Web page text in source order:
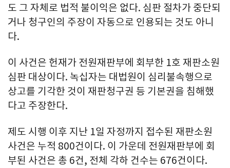
도 그 자체로 법적 불이익은 없다. 심판 절차가 중단되
거나 청구인의 주장이 자동으로 인용되는 것도 아니
다.
이 사건은 헌재가 전원재판부에 회부한 1호 재판소원
심판 대상이다. 녹십자는 대법원이 심리불속행으로
상고를 기각한 것이 재판청구권 등 기본권을 침해했
다고 주장한다.
제도 시행 이후 지난 1일 자정까지 접수된 재판소원
사건은 누적 800건이다. 이 가운데 전원재판부에 회
부된 사건은 총 6건, 전체 각하 건수는 676건이다.